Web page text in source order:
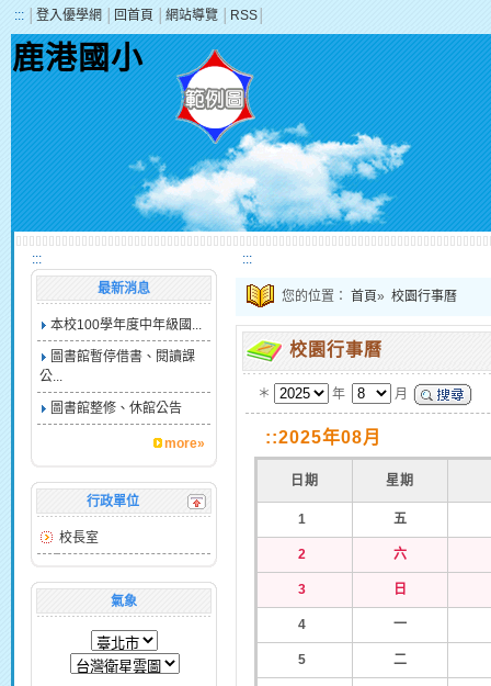
::: 登入優學網 回首頁 網站導覽 RSS
鹿港國小
:::
最新消息
本校100學年度中年級國...
圖書館暫停借書、閱讀課
公...
圖書館整修、休館公告
more»
行政單位
校長室
氣象
:::
您的位置： 首頁» 校園行事曆
校園行事曆
＊ 年 月
::2025年08月
日期 星期
1 五
2 六
3 日
4 一
5 二